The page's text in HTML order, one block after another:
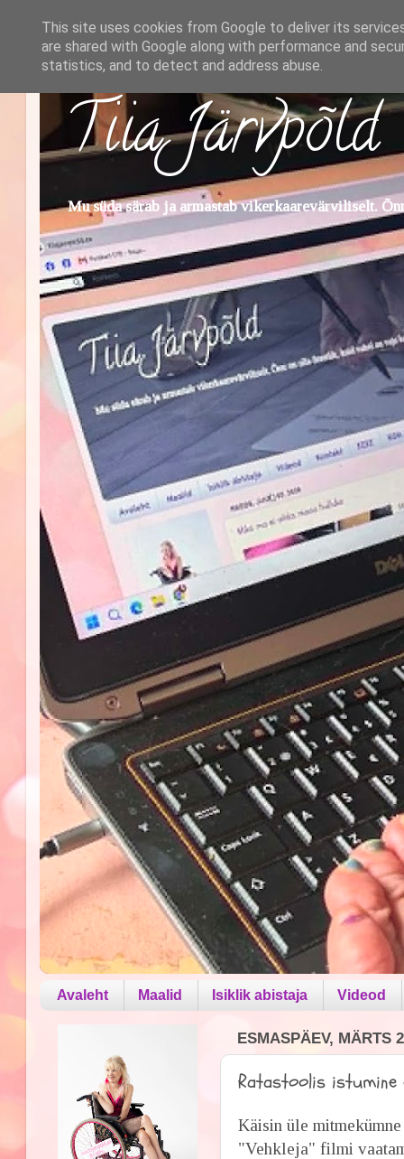
Tiia Järvpõld
Mu süda särab ja armastab vikerkaarevärviliselt.
Avaleht Maalid Isiklik abistaja Videod
ESMASPÄEV, MÄRTS
Ratastoolis istumine
Käisin üle
"Vehkleja" filmi
This site uses cookies from Google to deliver its
are shared with Google along with performance and
statistics, and to detect and address abuse.